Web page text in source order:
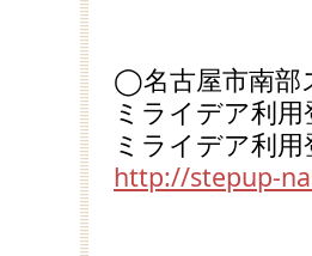
◯名古屋市南部
ミライデア利
ミライデア利
http://stepup-